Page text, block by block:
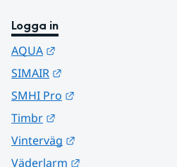
Logga in
AQUA
SIMAIR
SMHI Pro
Timbr
Vinterväg
Väderlarm